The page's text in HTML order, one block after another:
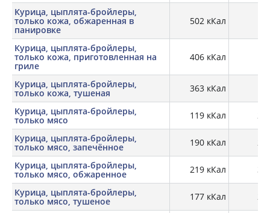
Курица, цыплята-бройлеры,
только кожа, обжаренная в
панировке
502 кКал
Курица, цыплята-бройлеры,
только кожа, приготовленная на
гриле
406 кКал
Курица, цыплята-бройлеры,
только кожа, тушеная 363 кКал
Курица, цыплята-бройлеры,
только мясо 119 кКал
Курица, цыплята-бройлеры,
только мясо, запечённое 190 кКал
Курица, цыплята-бройлеры,
только мясо, обжаренное 219 кКал
Курица, цыплята-бройлеры,
только мясо, тушеное 177 кКал